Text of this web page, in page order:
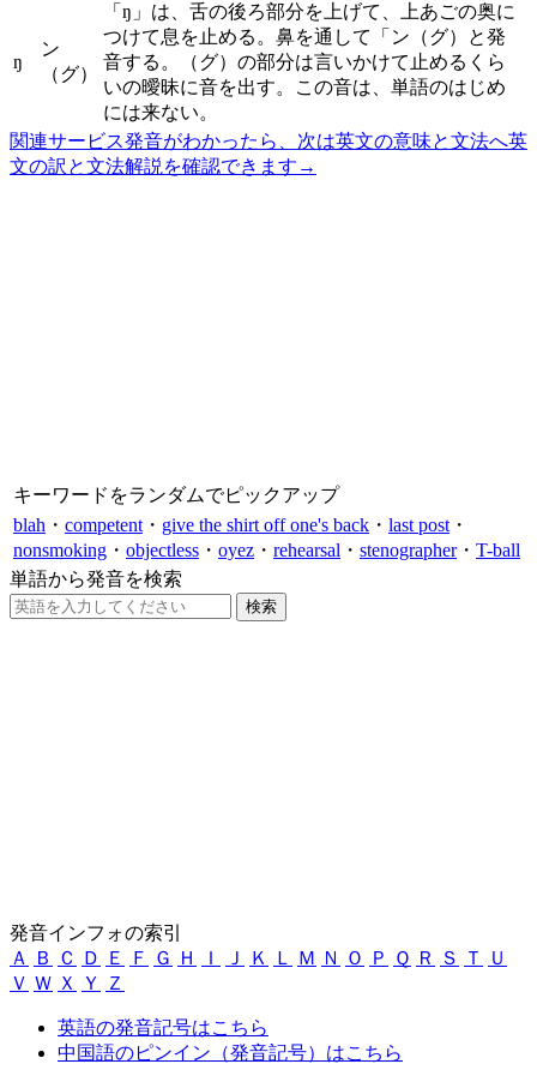
ŋ
ン
（グ）
「ŋ」は、舌の後ろ部分を上げて、上あごの奥に
つけて息を止める。鼻を通して「ン（グ）と発
音する。（グ）の部分は言いかけて止めるくら
いの曖昧に音を出す。この音は、単語のはじめ
には来ない。
関連サービス発音がわかったら、次は英文の意味と文法へ英
文の訳と文法解説を確認できます →
キーワードをランダムでピックアップ
blah ・ competent ・ give the shirt off one's back ・ last post ・
nonsmoking ・ objectless ・ oyez ・ rehearsal ・ stenographer・ T-ball
単語から発音を検索
発音インフォの索引
Ａ
Ｂ Ｃ Ｄ Ｅ Ｆ Ｇ Ｈ Ｉ Ｊ Ｋ Ｌ Ｍ Ｎ Ｏ Ｐ Ｑ Ｒ Ｓ Ｔ
Ｕ
Ｖ Ｗ Ｘ Ｙ Ｚ
英語の発音記号はこちら
中国語のピンイン（発音記号）はこちら